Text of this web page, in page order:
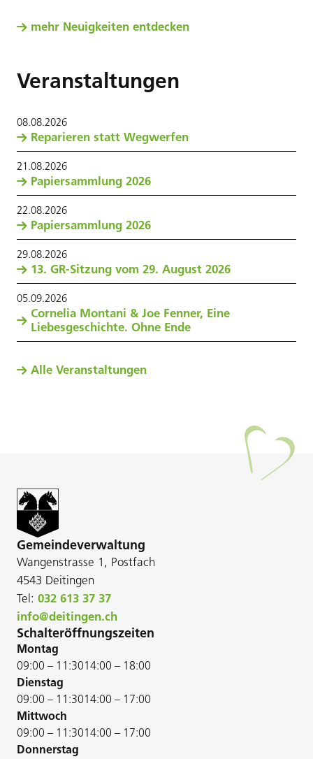
mehr Neuigkeiten entdecken
Veranstaltungen
08.08.2026
Reparieren statt Wegwerfen
21.08.2026
Papiersammlung 2026
22.08.2026
Papiersammlung 2026
29.08.2026
13. GR-Sitzung vom 29. August 2026
05.09.2026
Cornelia Montani & Joe Fenner, Eine
Liebesgeschichte. Ohne Ende
Alle Veranstaltungen
Gemeindeverwaltung
Wangenstrasse 1, Postfach
4543 Deitingen
Tel: 032 613 37 37
info@deitingen.ch
Schalteröffnungszeiten
Montag
09:00 – 11:3014:00 – 18:00
Dienstag
09:00 – 11:3014:00 – 17:00
Mittwoch
09:00 – 11:3014:00 – 17:00
Donnerstag